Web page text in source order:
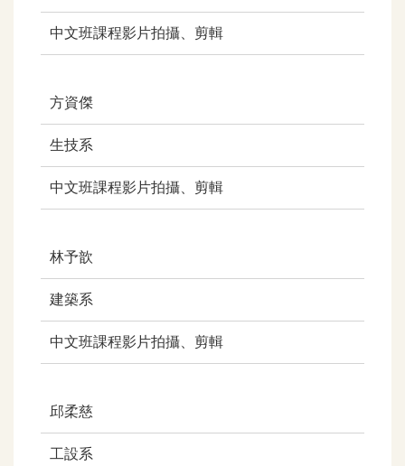
中文班課程影片拍攝、剪輯
方資傑
生技系
中文班課程影片拍攝、剪輯
林予歆
建築系
中文班課程影片拍攝、剪輯
邱柔慈
工設系